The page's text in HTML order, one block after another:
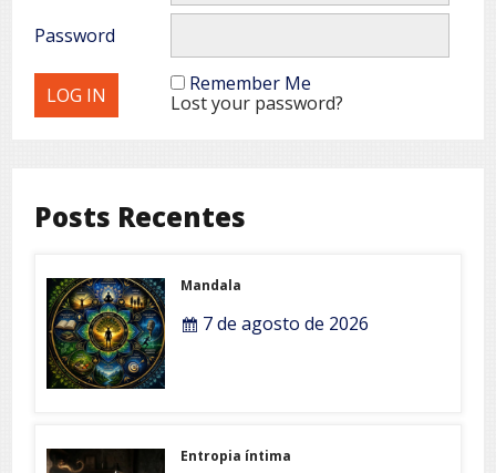
Password
Remember Me
Lost your password?
Posts Recentes
Mandala
7 de agosto de 2026
Entropia íntima